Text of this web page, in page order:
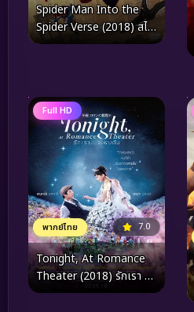
Spider Man Into the
Spider Verse (2018) สไป
เดอร์แมน ผงาดสู่จักรวาล
Full HD
พากย์ไทย 7.0
Tonight, At Romance
Theater (2018) รักเรา จะ
พบกัน